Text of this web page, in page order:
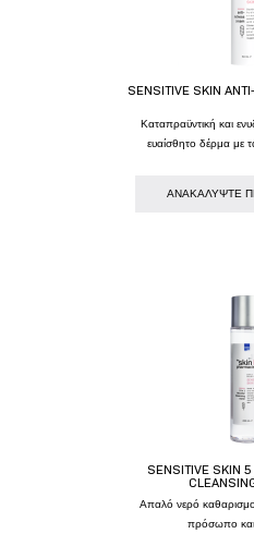
SENSITIVE SKIN
Καταπραϋντική και
ευαίσθητο δέρμα με
AΝΑΚΑΛΥΨΤΕ
SENSITIVE SKIN
Απαλό νερό
πρόσωπο και